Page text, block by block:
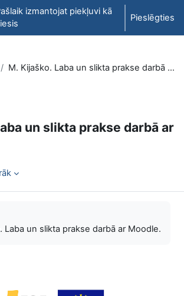
izmantojat piekļuvi kā
Pieslēgties
M. Kijaško. Laba un slikta prakse darbā ar Moodle
un slikta prakse darbā ar
Laba un slikta prakse darbā ar Moodle.